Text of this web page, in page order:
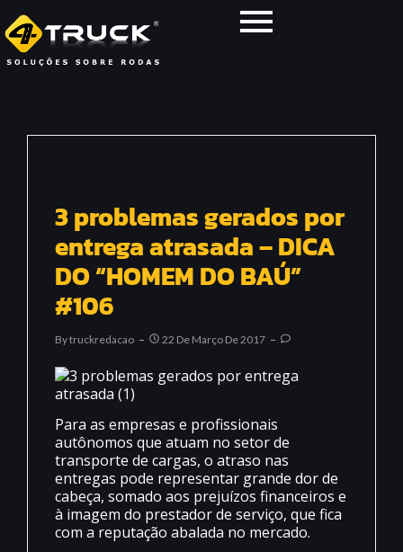
3 problemas gerados por
entrega atrasada – DICA
DO “HOMEM DO BAÚ”
#106
ByTruckredacao 22 De Março De 2017
Para as empresas e profissionais
autônomos que atuam no setor de
transporte de cargas, o atraso nas
entregas pode representar grande dor de
cabeça, somado aos prejuízos financeiros e
à imagem do prestador de serviço, que fica
com a reputação abalada no mercado.